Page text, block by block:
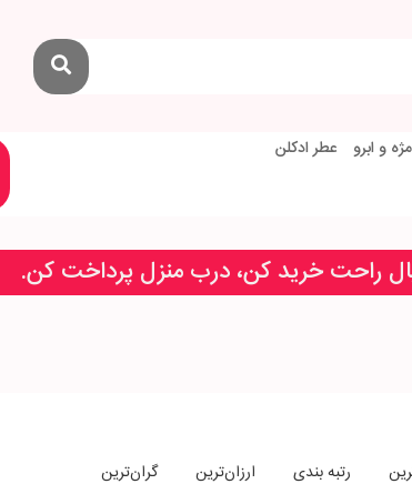
و ابرو عطر ادکلن
راحت خرید کن، درب منزل پرداخت کن.
رتبه بندی ارزان‌ترین گران‌ترین